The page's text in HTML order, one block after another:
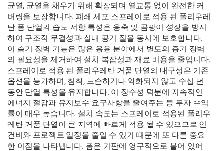
균열, 균열을 채우기 위해 확장되며 열교통 없이 완전한 커
버링을 보장합니다. 폐쇄 세포 스프레이로 적용 된 폴리우레
탄 폼 단열의 습도 저항 특성은 응축 및 곰팡이 성장을 방지
하여 구조적 무결성과 실내 공기 질을 동시에 보호합니다.
이 습기 장벽 기능은 많은 응용 분야에서 별도의 증기 장벽
의 필요성을 제거하여 설치 복잡성과 재료 비용을 줄입니다.
스프레이로 적용 된 폴리우레탄 거품 단열의 내구성은 기존
옵션을 능가하며, 침착, 느슨하거나 악화되지 않고 수십 년
동안 단열 특성을 유지합니다. 이 장수성 덕분에 지속적인
에너지 절감과 유지보수 요구사항을 줄여주는 등 투자 수익
률이 매우 높습니다. 설치 속도는 스프레이로 적용된 폴리우
레탄 거품 단열이 큰 지역에 빠르게 적용 될 수 있으므로 인
건비와 프로젝트 일정을 줄일 수 있기 때문에 또 다른 중요
한 이점을 나타냅니다. 폼은 기판에 영구적으로 붙어 있어